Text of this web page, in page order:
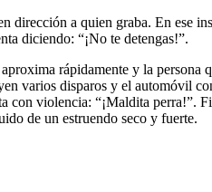
dirección a quien graba. En ese
diciendo: “¡No te detengas!”.
rápidamente y la persona
varios disparos y el automóvil
con violencia: “¡Maldita perra!”.
de un estruendo seco y fuerte.